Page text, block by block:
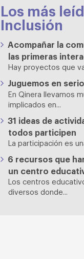
Los más
Inclusión
Acompañar la
las primeras
Hay proyectos que
Juguemos en serio
En Qinera llevamos
implicados en...
31 ideas de
todos participen
La participación es
6 recursos que
un centro
Los centros
diversos donde...